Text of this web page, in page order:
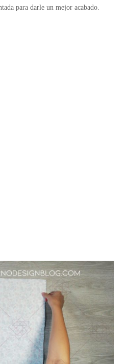
para darle un mejor acabado.